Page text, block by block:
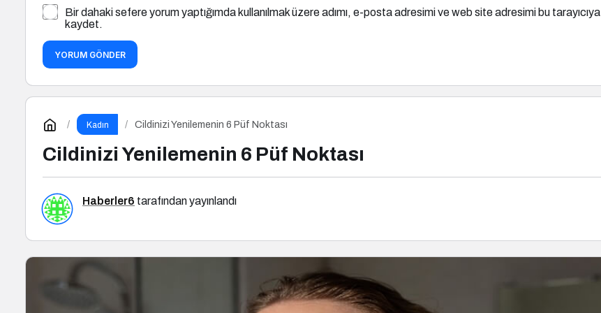
Bir dahaki sefere yorum yaptığımda kullanılmak üzere adımı, e-posta adresimi ve web site adresimi bu tarayıcıya
kaydet.
YORUM GÖNDER
Kadın Cildinizi Yenilemenin 6 Püf Noktası
Cildinizi Yenilemenin 6 Püf Noktası
Haberler6 tarafından yayınlandı